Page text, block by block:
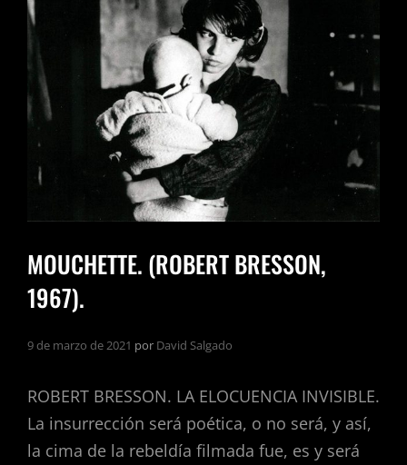
SE
HA
ESCAPADO.
(ROBERT
BRESSON,
1956).
MOUCHETTE. (ROBERT BRESSON,
1967).
9 de marzo de 2021 por David Salgado
ROBERT BRESSON. LA ELOCUENCIA INVISIBLE.
La insurrección será poética, o no será, y así,
la cima de la rebeldía filmada fue, es y será